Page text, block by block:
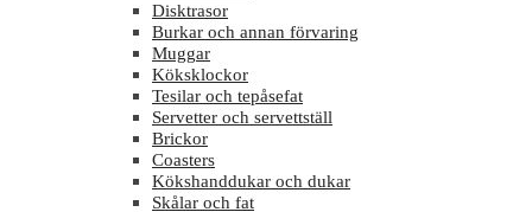
Disktrasor
Burkar och annan förvaring
Muggar
Köksklockor
Tesilar och tepåsefat
Servetter och servettställ
Brickor
Coasters
Kökshanddukar och dukar
Skålar och fat